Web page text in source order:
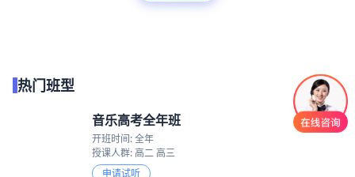
热门班型
音乐高考全年班
开班时间: 全年
授课人群: 高二 高三
申请试听